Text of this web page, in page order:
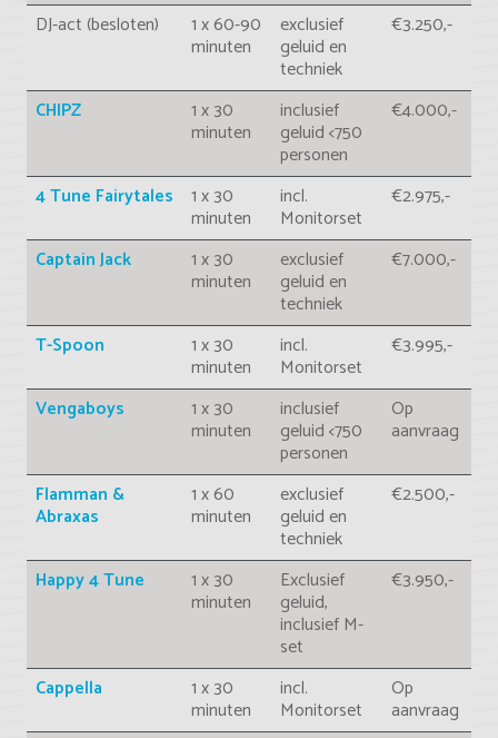
DJ-act (besloten) 1 x 60-90
minuten
exclusief
geluid en
techniek
€3.250,-
CHIPZ 1 x 30
minuten
inclusief
geluid <750
personen
€4.000,-
4 Tune Fairytales 1 x 30
minuten
incl.
Monitorset
€2.975,-
Captain Jack 1 x 30
minuten
exclusief
geluid en
techniek
€7.000,-
T-Spoon 1 x 30
minuten
incl.
Monitorset
€3.995,-
Vengaboys 1 x 30
minuten
inclusief
geluid <750
personen
Op
aanvraag
Flamman &
Abraxas
1 x 60
minuten
exclusief
geluid en
techniek
€2.500,-
Happy 4 Tune 1 x 30
minuten
Exclusief
geluid,
inclusief M-
set
€3.950,-
Cappella 1 x 30
minuten
incl.
Monitorset
Op
aanvraag